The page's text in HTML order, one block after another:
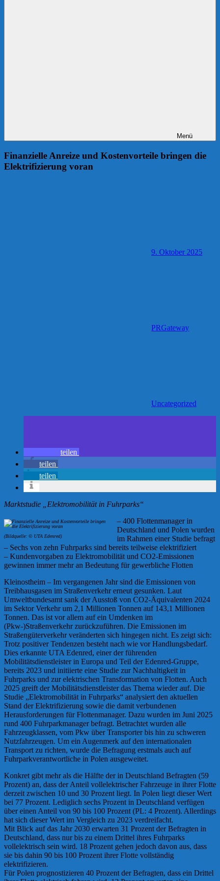
Menü
Finanzielle Anreize und Kostenvorteile bringen die
Elektrifizierung voran
9. Oktober 2025
PRGateway
Uncategorized
teilen
teilen
teilen
Marktstudie „Elektromobilität in Fuhrparks“
(Bildquelle: © UTA Edenred)
– 400 Flottenmanager in
Deutschland und Polen wurden
im Rahmen einer Studie befragt
– Sechs von zehn Fuhrparks sind bereits teilweise elektrifiziert
– Kundenvorgaben zu Elektromobilität und CO2-Emissionen
gewinnen immer mehr an Bedeutung für gewerbliche Flotten
Kleinostheim – Im vergangenen Jahr sind die Emissionen von
Treibhausgasen im Straßenverkehr erneut gesunken. Laut
Umweltbundesamt sank der Ausstoß von CO2-Äquivalenten 2024
im Sektor Verkehr um 2,1 Millionen Tonnen auf 143,1 Millionen
Tonnen. Das ist vor allem auf ein Umdenken im
(Pkw-)Straßenverkehr zurückzuführen. Die Emissionen im
Straßengüterverkehr veränderten sich hingegen nicht. Es zeigt sich:
Trotz positiver Tendenzen besteht nach wie vor Handlungsbedarf.
Dies erkannte UTA Edenred, einer der führenden
Mobilitätsdienstleister in Europa und Teil der Edenred-Gruppe,
bereits 2023 und initiierte eine Studie zur Nachhaltigkeit in
Fuhrparks und zur elektrischen Transformation von Flotten. Auch
2025 greift der Mobilitätsdienstleister das Thema wieder auf. Die
Studie „Elektromobilität in Fuhrparks“ analysiert den aktuellen
Stand der Elektrifizierung sowie die damit verbundenen
Herausforderungen für Flottenmanager. Dazu wurden im Juni 2025
rund 400 Fuhrparkmanager befragt. Betrachtet wurden alle
Fahrzeugklassen, vom Pkw über Transporter bis hin zu schweren
Nutzfahrzeugen. Um ein Augenmerk auf den internationalen
Transport zu richten, wurde die Befragung erstmals auch auf
Fuhrparkverantwortliche in Polen ausgeweitet.
Konkret gibt mehr als die Hälfte der in Deutschland Befragten (59
Prozent) an, dass der Anteil vollelektrischer Fahrzeuge in ihrer Flotte
derzeit zwischen 10 und 30 Prozent liegt. In Polen liegt dieser Wert
bei 77 Prozent. Lediglich sechs Prozent in Deutschland verfügen
über einen Anteil von 90 bis 100 Prozent (PL: 4 Prozent). Allerdings
hat sich dieser Wert im Vergleich zu 2023 verdreifacht.
Mit Blick auf das Jahr 2030 erwarten 31 Prozent der Befragten in
Deutschland, dass nur bis zu einem Drittel ihres Fuhrparks
vollelektrisch sein wird. 18 Prozent gehen jedoch davon aus, dass
sie bis dahin 90 bis 100 Prozent ihrer Flotte vollständig
elektrifizieren.
Für Polen prognostizieren 40 Prozent der Befragten, dass ein Drittel